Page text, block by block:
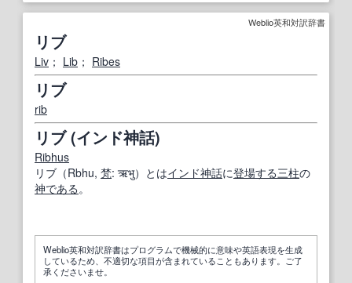
Weblio英和対訳辞書
リブ
Liv ； Lib ； Ribes
リブ
rib
リブ (インド神話)
Ribhus
リブ（Rbhu, 梵: ऋभु）とはインド神話に登場する三柱の
神である 。
Weblio英和対訳辞書はプログラムで機械的に意味や英語表現を生成
しているため、不適切な項目が含まれていることもあります。ご了
承くださいませ。